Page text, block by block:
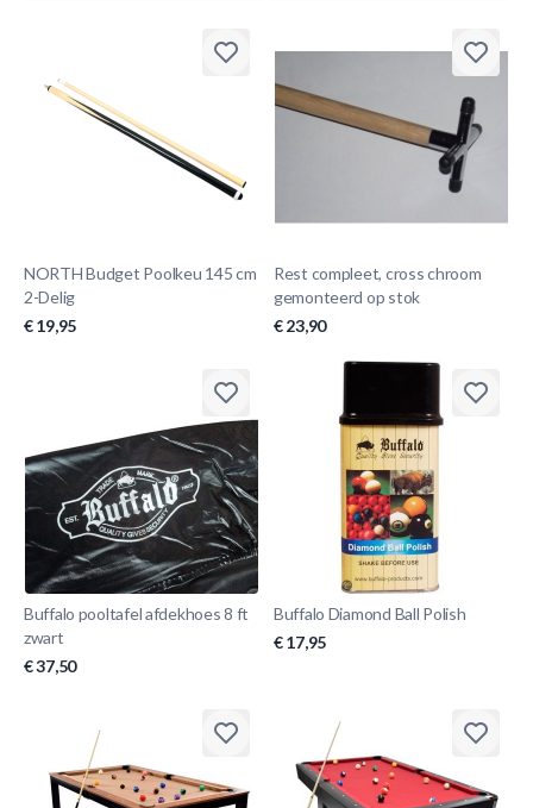
NORTH Budget Poolkeu 145 cm
2-Delig
€ 19,95
Rest compleet, cross chroom
gemonteerd op stok
€ 23,90
Buffalo pooltafel afdekhoes 8 ft
zwart
€ 37,50
Buffalo Diamond Ball Polish
€ 17,95